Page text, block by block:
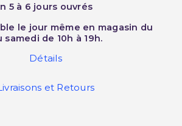
5 à 6 jours ouvrés
le jour même en magasin du
samedi de 10h à 19h.
Détails
et Retours